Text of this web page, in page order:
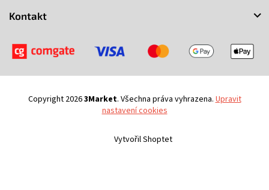
Kontakt
Vytvořil Shoptet
Copyright 20263Market. Všechna práva vyhrazena. Upravit
nastavení cookies